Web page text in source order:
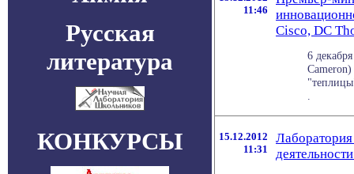
Русская
литература
КОНКУРСЫ
11:46
Cisco, DC
6
15.12.2012
11:31